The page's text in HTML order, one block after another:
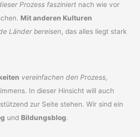
Prozess fasziniert nach wie vor
Mit anderen Kulturen
Länder bereisen, das alles liegt stark
vereinfachen den Prozess,
In dieser Hinsicht will auch
zur Seite stehen. Wir sind ein
und Bildungsblog.